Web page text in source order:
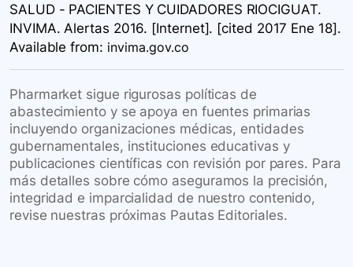
SALUD - PACIENTES Y CUIDADORES RIOCIGUAT.
INVIMA. Alertas 2016. [Internet]. [cited 2017 Ene 18].
Available from: invima.gov.co
Pharmarket sigue rigurosas políticas de
abastecimiento y se apoya en fuentes primarias
incluyendo organizaciones médicas, entidades
gubernamentales, instituciones educativas y
publicaciones científicas con revisión por pares. Para
más detalles sobre cómo aseguramos la precisión,
integridad e imparcialidad de nuestro contenido,
revise nuestras próximas Pautas Editoriales.